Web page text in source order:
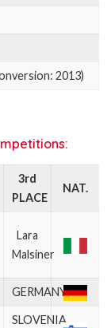
2013)
3rd
PLACE
NAT.
Lara
Malsiner
GERMANY
SLOVENIA